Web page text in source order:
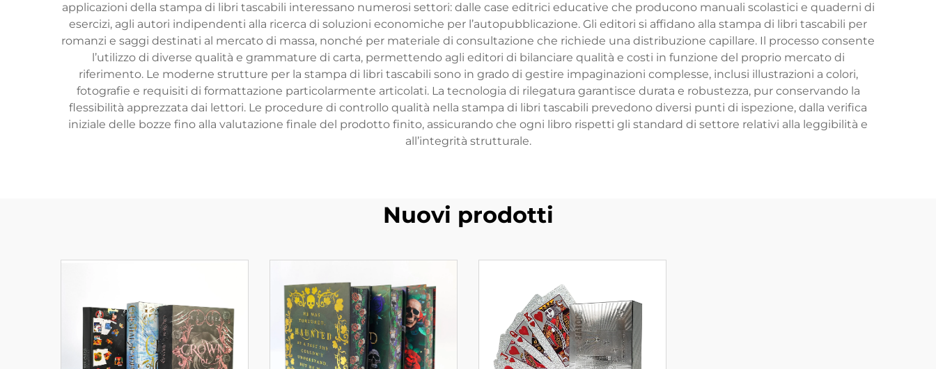
applicazioni della stampa di libri tascabili interessano numerosi settori: dalle case editrici educative che producono manuali scolastici e quaderni di
esercizi, agli autori indipendenti alla ricerca di soluzioni economiche per l’autopubblicazione. Gli editori si affidano alla stampa di libri tascabili per
romanzi e saggi destinati al mercato di massa, nonché per materiale di consultazione che richiede una distribuzione capillare. Il processo consente
l’utilizzo di diverse qualità e grammature di carta, permettendo agli editori di bilanciare qualità e costi in funzione del proprio mercato di
riferimento. Le moderne strutture per la stampa di libri tascabili sono in grado di gestire impaginazioni complesse, inclusi illustrazioni a colori,
fotografie e requisiti di formattazione particolarmente articolati. La tecnologia di rilegatura garantisce durata e robustezza, pur conservando la
flessibilità apprezzata dai lettori. Le procedure di controllo qualità nella stampa di libri tascabili prevedono diversi punti di ispezione, dalla verifica
iniziale delle bozze fino alla valutazione finale del prodotto finito, assicurando che ogni libro rispetti gli standard di settore relativi alla leggibilità e
all’integrità strutturale.
Nuovi prodotti